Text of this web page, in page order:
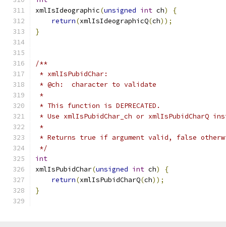
xmlIsIdeographic(unsigned int ch)
{
return(xmlIsIdeographicQ(ch));
}
/**
* xmlIsPubidChar:
* @ch:  character to validate
*
* This function is DEPRECATED.
* Use xmlIsPubidChar_ch or xmlIsPubidCharQ
*
* Returns true if argument valid, false
*/
int
xmlIsPubidChar(unsigned int ch)
{
return(xmlIsPubidCharQ(ch));
}